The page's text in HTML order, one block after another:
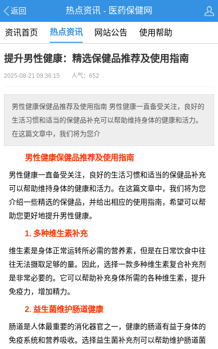
返回 热点资讯 - 医药保健网
资讯首页 热点资讯 网站公告 使用帮助
提升男性健康：精选保健品推荐及使用指南
2025-08-21 09:36:15 人气：652
男性健康保健品推荐及使用指南 男性健康一直备受关注，良好的
生活习惯和适当的保健品补充可以帮助维持身体的健康和活力。
在这篇文章中，我们将为您介
男性健康保健品推荐及使用指南
男性健康一直备受关注，良好的生活习惯和适当的保健品补充
可以帮助维持身体的健康和活力。在这篇文章中，我们将为您
介绍一些精选的保健品，并给出相应的使用指南，希望可以帮
助您更好地提升男性健康。
1. 多种维生素补充
维生素是身体正常运转所必需的营养素，但是在日常饮食中往
往无法摄取足够的量。因此，选择一款多种维生素复合补充剂
是非常必要的。它可以帮助补充身体所需的各种维生素，提升
免疫力，增加精力。
2. 益生菌维护肠道健康
肠道是人体最重要的消化器官之一，健康的肠道有益于身体的
免疫系统和营养吸收。选择益生菌补充剂可以帮助维护肠道菌